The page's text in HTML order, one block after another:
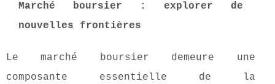
Marché boursier : explorer de
nouvelles frontières
Le marché boursier demeure une
composante essentielle de la